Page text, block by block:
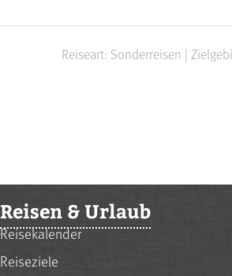
Reiseart: Sonderreisen |
Reisen & Urlaub
Reisekalender
Reiseziele